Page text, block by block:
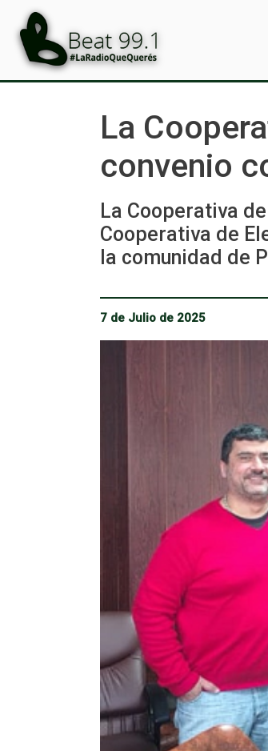
La
convenio
La Cooperativa
Cooperativa de
la comunidad de
7 de Julio de 2025